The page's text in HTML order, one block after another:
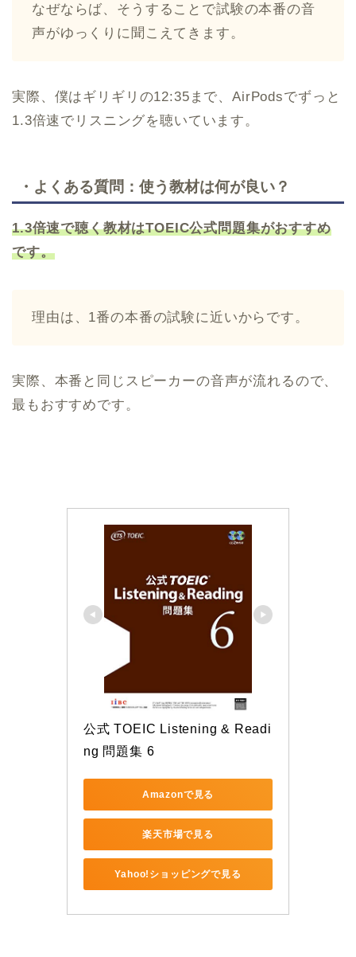
なぜならば、そうすることで試験の本番の音
声がゆっくりに聞こえてきます。
実際、僕はギリギリの12:35まで、AirPodsでずっと
1.3倍速でリスニングを聴いています。
・よくある質問：使う教材は何が良い？
1.3倍速で聴く教材はTOEIC公式問題集がおすすめ
です。
理由は、1番の本番の試験に近いからです。
実際、本番と同じスピーカーの音声が流れるので、
最もおすすめです。
公式 TOEIC Listening & Readi
ng 問題集 6
Amazonで見る
楽天市場で見る
Yahoo!ショッピングで見る